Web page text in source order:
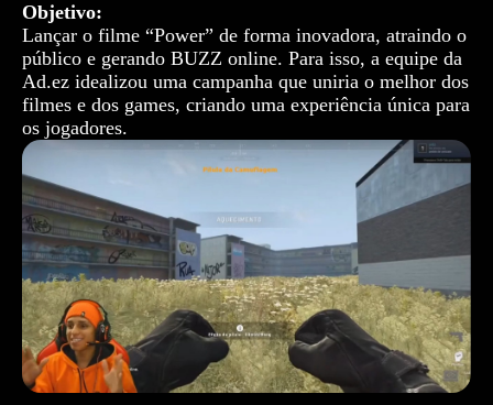
Objetivo:
Lançar o filme “Power” de forma inovadora, atraindo o
público e gerando BUZZ online. Para isso, a equipe da
Ad.ez idealizou uma campanha que uniria o melhor dos
filmes e dos games, criando uma experiência única para
os jogadores.